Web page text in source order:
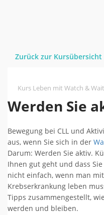
Zurück zur Kursübersicht
Kurs Leben mit Watch &
Werden Sie
Bewegung bei CLL und
aus, wenn Sie sich in der
Darum: Werden Sie aktiv.
Ihnen gut geht und dass
nicht einfach, wenn man
Krebserkrankung leben
Tipps zusammengestellt,
werden und bleiben.